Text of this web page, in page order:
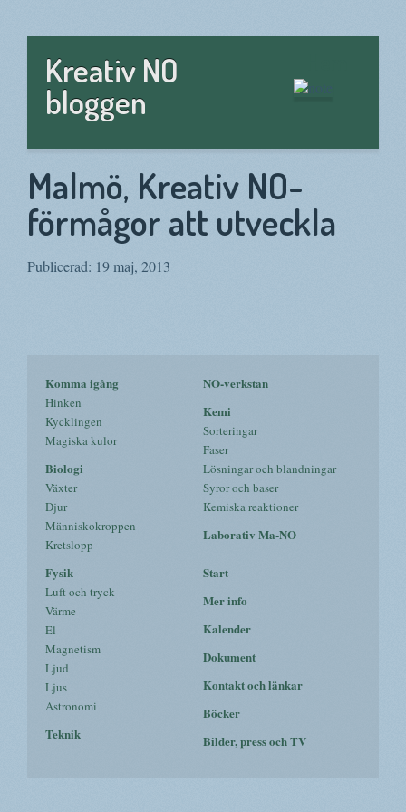
Kreativ NO
bloggen
Malmö, Kreativ NO-
förmågor att utveckla
Publicerad: 19 maj, 2013
Komma igång
Hinken
Kycklingen
Magiska kulor
Biologi
Växter
Djur
Människokroppen
Kretslopp
NO-verkstan
Kemi
Sorteringar
Faser
Lösningar och blandningar
Syror och baser
Kemiska reaktioner
Laborativ Ma-NO
Fysik
Luft och tryck
Värme
El
Magnetism
Ljud
Ljus
Astronomi
Teknik
Start
Mer info
Kalender
Dokument
Kontakt och länkar
Böcker
Bilder, press och TV